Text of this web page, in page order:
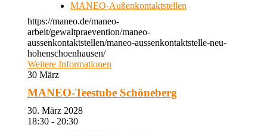
MANEO-Außenkontaktstellen
https://maneo.de/maneo-
arbeit/gewaltpraevention/maneo-
aussenkontaktstellen/maneo-aussenkontaktstelle-neu-
hohenschoenhausen/
Weitere Informationen
30 März
MANEO-Teestube Schöneberg
30. März 2028
18:30 - 20:30